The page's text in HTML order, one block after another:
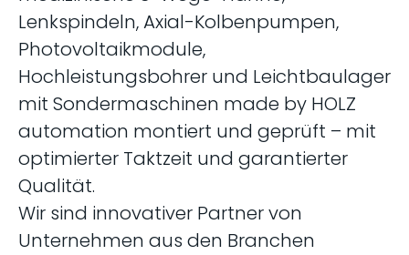
Lenkspindeln, Axial-Kolbenpumpen,
Photovoltaikmodule,
Hochleistungsbohrer und Leichtbaulager
mit Sondermaschinen made by HOLZ
automation montiert und geprüft – mit
optimierter Taktzeit und garantierter
Qualität.
Wir sind innovativer Partner von
Unternehmen aus den Branchen